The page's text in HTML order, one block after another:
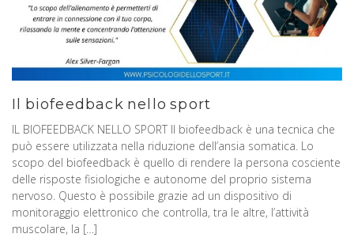
Il biofeedback nello sport
IL BIOFEEDBACK NELLO SPORT Il biofeedback è una tecnica che
può essere utilizzata nella riduzione dell’ansia somatica. Lo
scopo del biofeedback è quello di rendere la persona cosciente
delle risposte fisiologiche e autonome del proprio sistema
nervoso. Questo è possibile grazie ad un dispositivo di
monitoraggio elettronico che controlla, tra le altre, l’attività
muscolare, la […]